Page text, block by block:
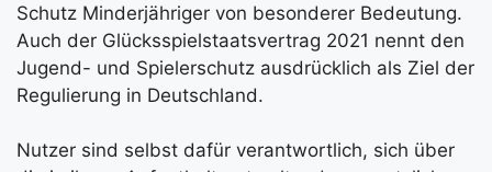
Schutz Minderjähriger von besonderer Bedeutung.
Auch der Glücksspielstaatsvertrag 2021 nennt den
Jugend- und Spielerschutz ausdrücklich als Ziel der
Regulierung in Deutschland.
Nutzer sind selbst dafür verantwortlich, sich über